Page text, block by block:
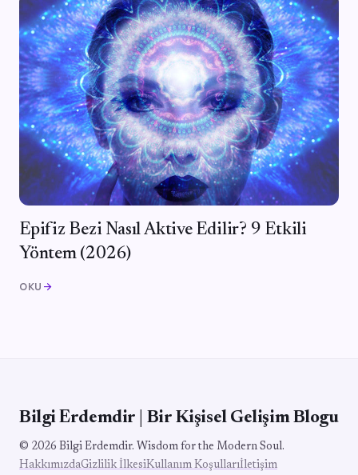
Epifiz Bezi Nasıl Aktive Edilir? 9 Etkili
Yöntem (2026)
OKU arrow_forward
Bilgi Erdemdir | Bir Kişisel Gelişim Blogu
© 2026 Bilgi Erdemdir. Wisdom for the Modern Soul.
HakkımızdaGizlilik İlkesiKullanım Koşullarıİletişim